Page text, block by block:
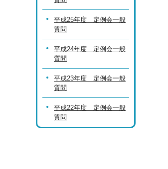
平成25年度 定例会一般
質問
平成24年度 定例会一般
質問
平成23年度 定例会一般
質問
平成22年度 定例会一般
質問